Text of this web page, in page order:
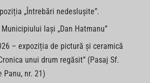
„Întrebări nedeslușite”.
Iași „Dan Hatmanu”
– expoziția de pictură și ceramică
unui drum regăsit” (Pasaj Sf.
Panu, nr. 21)